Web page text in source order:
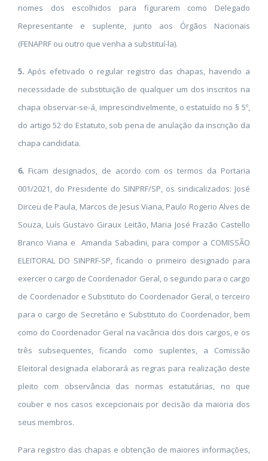
nomes dos escolhidos para figurarem como Delegado
Representante e suplente, junto aos Órgãos Nacionais
(FENAPRF ou outro que venha a substituí-la).
5. Após efetivado o regular registro das chapas, havendo a
necessidade de substituição de qualquer um dos inscritos na
chapa observar-se-á, imprescindivelmente, o estatuído no § 5º,
do artigo 52 do Estatuto, sob pena de anulação da inscrição da
chapa candidata.
6. Ficam designados, de acordo com os termos da Portaria
001/2021, do Presidente do SINPRF/SP, os sindicalizados: José
Dirceu de Paula, Marcos de Jesus Viana, Paulo Rogerio Alves de
Souza, Luís Gustavo Giraux Leitão, Maria José Frazão Castello
Branco Viana e Amanda Sabadini, para compor a COMISSÃO
ELEITORAL DO SINPRF-SP, ficando o primeiro designado para
exercer o cargo de Coordenador Geral, o segundo para o cargo
de Coordenador e Substituto do Coordenador Geral, o terceiro
para o cargo de Secretário e Substituto do Coordenador, bem
como do Coordenador Geral na vacância dos dois cargos, e os
três subsequentes, ficando como suplentes, a Comissão
Eleitoral designada elaborará as regras para realização deste
pleito com observância das normas estatutárias, no que
couber e nos casos excepcionais por decisão da maioria dos
seus membros.
Para registro das chapas e obtenção de maiores informações,